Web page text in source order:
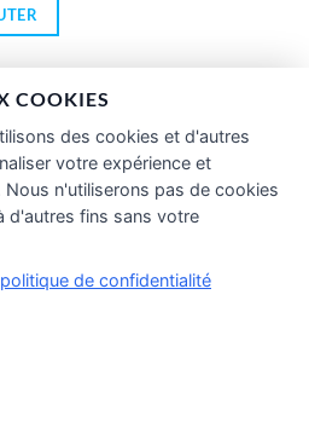
-
Kiwi
COOKIES
des cookies et d'autres
votre expérience et
n'utiliserons pas de cookies
d'autres fins sans votre
de confidentialité